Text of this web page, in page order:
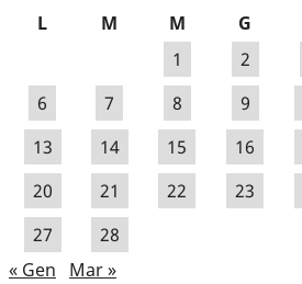
L M M G
1
2
6
7 8 9
13
14 15 16
20
21 22 23
27
28
« Gen
Mar »